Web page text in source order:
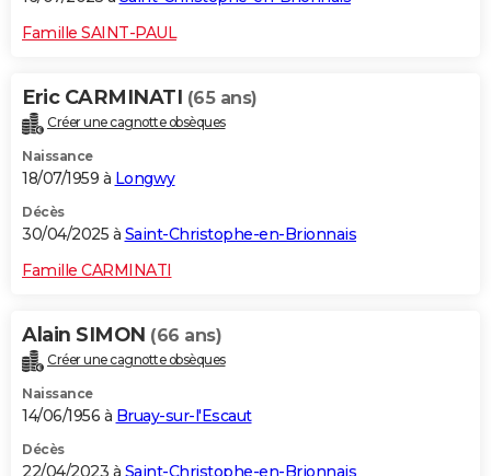
Bricolage
Lifestyle
Culture
Sport
Auto
Television
Voyage
Cinema
Famille SAINT-PAUL
Eric CARMINATI (65 ans)
Créer une cagnotte obsèques
Naissance
18/07/1959 à Longwy
Décès
30/04/2025 à Saint-Christophe-en-Brionnais
Famille CARMINATI
Alain SIMON (66 ans)
Créer une cagnotte obsèques
Naissance
14/06/1956 à Bruay-sur-l'Escaut
Décès
22/04/2023 à Saint-Christophe-en-Brionnais